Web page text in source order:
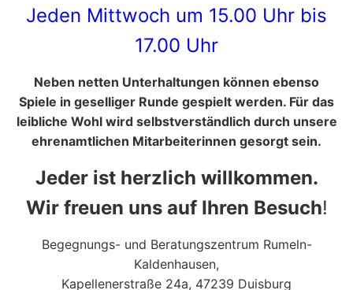
Jeden Mittwoch um 15.00 Uhr bis
17.00 Uhr
Neben netten Unterhaltungen können ebenso
Spiele in geselliger Runde gespielt werden. Für das
leibliche Wohl wird selbstverständlich durch unsere
ehrenamtlichen Mitarbeiterinnen gesorgt sein.
Jeder ist herzlich willkommen.
Wir freuen uns auf Ihren Besuch!
Begegnungs- und Beratungszentrum Rumeln-
Kaldenhausen,
Kapellenerstraße 24a, 47239 Duisburg